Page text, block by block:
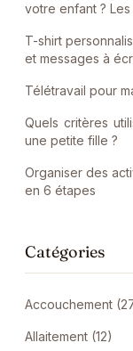
votre enfant ?
T-shirt
et messages à
Télétravail pour
Quels critères
une petite fille ?
Organiser des
en 6 étapes
Catégories
Accouchement
Allaitement (12)